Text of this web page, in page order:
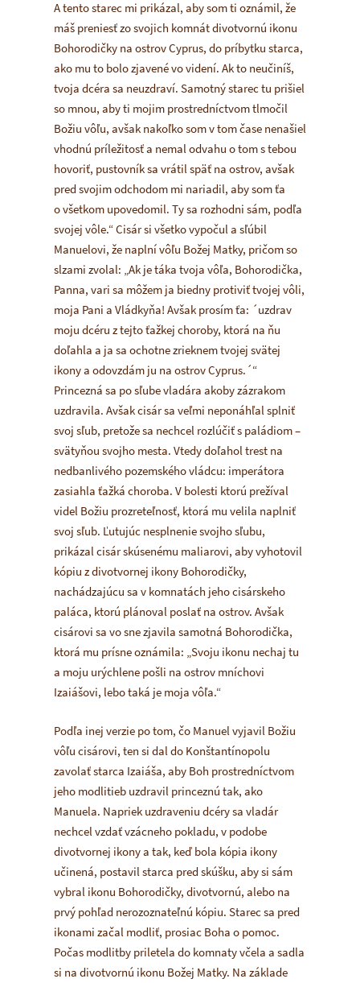
A tento starec mi prikázal, aby som ti oznámil, že
máš preniesť zo svojich komnát divotvornú ikonu
Bohorodičky na ostrov Cyprus, do príbytku starca,
ako mu to bolo zjavené vo videní. Ak to neučiníš,
tvoja dcéra sa neuzdraví. Samotný starec tu prišiel
so mnou, aby ti mojim prostredníctvom tlmočil
Božiu vôľu, avšak nakoľko som v tom čase nenašiel
vhodnú príležitosť a nemal odvahu o tom s tebou
hovoriť, pustovník sa vrátil späť na ostrov, avšak
pred svojim odchodom mi nariadil, aby som ťa
o všetkom upovedomil. Ty sa rozhodni sám, podľa
svojej vôle.“ Cisár si všetko vypočul a sľúbil
Manuelovi, že naplní vôľu Božej Matky, pričom so
slzami zvolal: „Ak je táka tvoja vôľa, Bohorodička,
Panna, vari sa môžem ja biedny protiviť tvojej vôli,
moja Pani a Vládkyňa! Avšak prosím ťa: ´uzdrav
moju dcéru z tejto ťažkej choroby, ktorá na ňu
doľahla a ja sa ochotne zrieknem tvojej svätej
ikony a odovzdám ju na ostrov Cyprus.´“
Princezná sa po sľube vladára akoby zázrakom
uzdravila. Avšak cisár sa veľmi neponáhľal splniť
svoj sľub, pretože sa nechcel rozlúčiť s paládiom –
svätyňou svojho mesta. Vtedy doľahol trest na
nedbanlivého pozemského vládcu: imperátora
zasiahla ťažká choroba. V bolesti ktorú prežíval
videl Božiu prozreteľnosť, ktorá mu velila naplniť
svoj sľub. Ľutujúc nesplnenie svojho sľubu,
prikázal cisár skúsenému maliarovi, aby vyhotovil
kópiu z divotvornej ikony Bohorodičky,
nachádzajúcu sa v komnatách jeho cisárskeho
paláca, ktorú plánoval poslať na ostrov. Avšak
cisárovi sa vo sne zjavila samotná Bohorodička,
ktorá mu prísne oznámila: „Svoju ikonu nechaj tu
a moju urýchlene pošli na ostrov mníchovi
Izaiášovi, lebo taká je moja vôľa.“
Podľa inej verzie po tom, čo Manuel vyjavil Božiu
vôľu cisárovi, ten si dal do Konštantínopolu
zavolať starca Izaiáša, aby Boh prostredníctvom
jeho modlitieb uzdravil princeznú tak, ako
Manuela. Napriek uzdraveniu dcéry sa vladár
nechcel vzdať vzácneho pokladu, v podobe
divotvornej ikony a tak, keď bola kópia ikony
učinená, postavil starca pred skúšku, aby si sám
vybral ikonu Bohorodičky, divotvornú, alebo na
prvý pohľad nerozoznateľnú kópiu. Starec sa pred
ikonami začal modliť, prosiac Boha o pomoc.
Počas modlitby priletela do komnaty včela a sadla
si na divotvornú ikonu Božej Matky. Na základe